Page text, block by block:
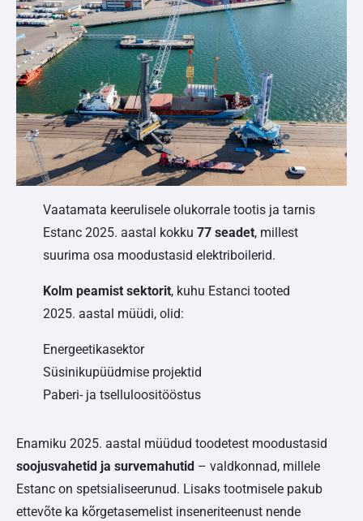
Vaatamata keerulisele olukorrale tootis ja tarnis
Estanc 2025. aastal kokku 77 seadet, millest
suurima osa moodustasid elektriboilerid.
Kolm peamist sektorit, kuhu Estanci tooted
2025. aastal müüdi, olid:
Energeetikasektor
Süsinikupüüdmise projektid
Paberi- ja tselluloositööstus
Enamiku 2025. aastal müüdud toodetest moodustasid
soojusvahetid ja survemahutid – valdkonnad, millele
Estanc on spetsialiseerunud. Lisaks tootmisele pakub
ettevõte ka kõrgetasemelist inseneriteenust nende